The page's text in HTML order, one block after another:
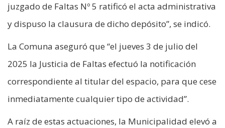
juzgado de Faltas Nº 5 ratificó el acta administrativa
y dispuso la clausura de dicho depósito”, se indicó.
La Comuna aseguró que “el jueves 3 de julio del
2025 la Justicia de Faltas efectuó la notificación
correspondiente al titular del espacio, para que cese
inmediatamente cualquier tipo de actividad”.
A raíz de estas actuaciones, la Municipalidad elevó a